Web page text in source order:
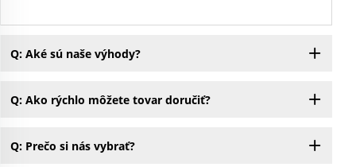
Q: Aké sú naše výhody?
Q: Ako rýchlo môžete tovar doručiť?
Q: Prečo si nás vybrať?